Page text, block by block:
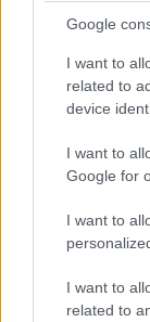
Google
I want to
related to
device
I want to
Google for
I want to
I want to
related to
A nyári szünetet
munkák kezdődtek.
Komlói